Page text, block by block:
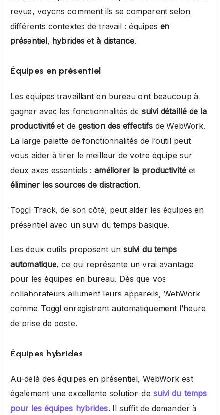
revue, voyons comment ils se comparent selon
différents contextes de travail : équipesen
présentiel, hybrides età distance.
Équipes en présentiel
Les équipes travaillant en bureau ont beaucoup à
gagner avec les fonctionnalités de suivi détaillé de la
productivité et de gestion des effectifs de WebWork.
La large palette de fonctionnalités de l’outil peut
vous aider à tirer le meilleur de votre équipe sur
deux axes essentiels :améliorer la productivitéet
éliminer les sources de distraction.
Toggl Track, de son côté, peut aider les équipes en
présentiel avec un suivi du temps basique.
Les deux outils proposent un suivi du temps
automatique, ce qui représente un vrai avantage
pour les équipes en bureau. Dès que vos
collaborateurs allument leurs appareils, WebWork
comme Toggl enregistrent automatiquement l’heure
de prise de poste.
Équipes hybrides
Au-delà des équipes en présentiel, WebWork est
également une excellente solution de suivi du temps
pour les équipes hybrides. Il suffit de demander à